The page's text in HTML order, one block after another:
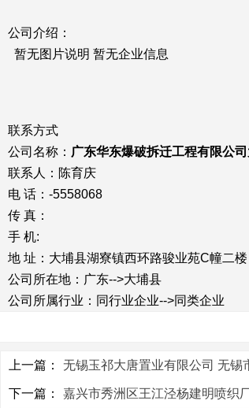
公司介绍：
暂无图片说明 暂无企业信息
联系方式
公司名称： 广东华东爆破拆迁工程有限公司
联系人：陈育庆
电 话：-5558068
传 真：
手 机:
地 址：大埔县湖寮镇西环路骏业苑C幢二楼
公司所在地：广东-->大埔县
公司所属行业：同行业企业-->同类企业
上一篇： 无锡玉祁大唐置业有限公司 无锡
下一篇： 嘉兴市秀洲区王江泾杨建明喷织